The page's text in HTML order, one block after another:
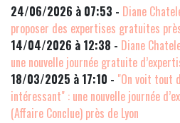
24/06/2026 à 07:53 - Diane
proposer des expertises gratuites
14/04/2026 à 12:38 - Diane
une nouvelle journée gratuite
18/03/2025 à 17:10 - "On voit tout
intéressant" : une nouvelle journée
(Affaire Conclue) près de Lyon